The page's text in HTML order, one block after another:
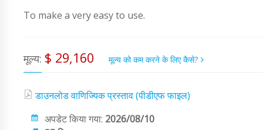
To make a very easy to use.
मूल्य: $ 29,160 मूल्य को कम करने के लिए कैसे?
डाउनलोड वाणिज्यिक प्रस्ताव (पीडीएफ फाइल)
अपडेट किया गया: 2026/08/10